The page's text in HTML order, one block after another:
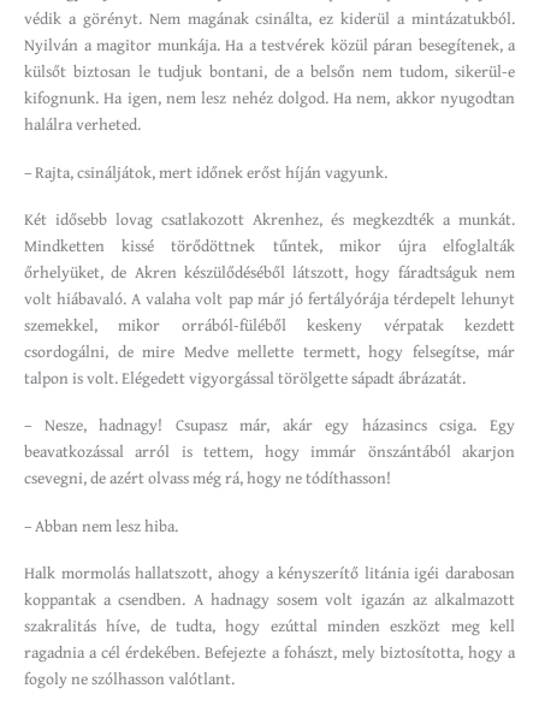
védik a görényt. Nem magának csinálta, ez kiderül a mintázatukból.
Nyilván a magitor munkája. Ha a testvérek közül páran besegítenek, a
külsőt biztosan le tudjuk bontani, de a belsőn nem tudom, sikerül-e
kifognunk. Ha igen, nem lesz nehéz dolgod. Ha nem, akkor nyugodtan
halálra verheted.
– Rajta, csináljátok, mert időnek erőst híján vagyunk.
Két idősebb lovag csatlakozott Akrenhez, és megkezdték a munkát.
Mindketten kissé törődöttnek tűntek, mikor újra elfoglalták
őrhelyüket, de Akren készülődéséből látszott, hogy fáradtságuk nem
volt hiábavaló. A valaha volt pap már jó fertályórája térdepelt lehunyt
szemekkel, mikor orrából-füléből keskeny vérpatak kezdett
csordogálni, de mire Medve mellette termett, hogy felsegítse, már
talpon is volt. Elégedett vigyorgással törölgette sápadt ábrázatát.
– Nesze, hadnagy! Csupasz már, akár egy házasincs csiga. Egy
beavatkozással arról is tettem, hogy immár önszántából akarjon
csevegni, de azért olvass még rá, hogy ne tódíthasson!
– Abban nem lesz hiba.
Halk mormolás hallatszott, ahogy a kényszerítő litánia igéi darabosan
koppantak a csendben. A hadnagy sosem volt igazán az alkalmazott
szakralitás híve, de tudta, hogy ezúttal minden eszközt meg kell
ragadnia a cél érdekében. Befejezte a fohászt, mely biztosította, hogy a
fogoly ne szólhasson valótlant.